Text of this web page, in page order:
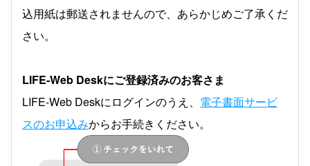
込用紙は郵送されませんので、あらかじめご了承くだ
さい。
LIFE-Web Deskにご登録済みのお客さま
LIFE-Web Deskにログインのうえ、 電子書面サービ
スのお申込みからお手続きください。